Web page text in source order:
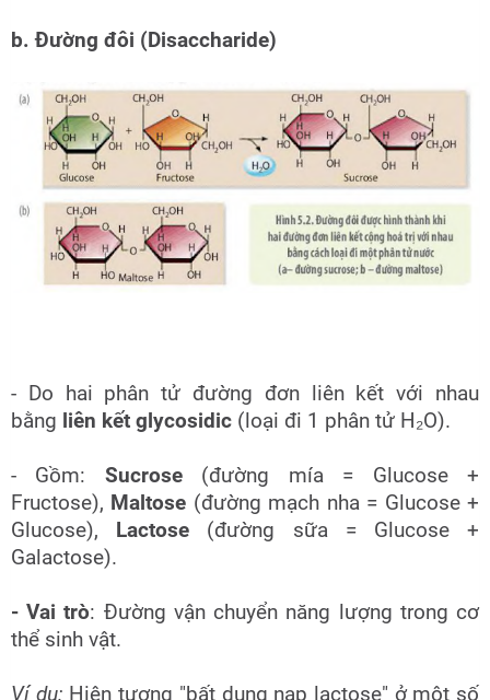
b. Đường đôi (Disaccharide)
- Do hai phân tử đường đơn liên kết với nhau
bằng liên kết glycosidic (loại đi 1 phân tử H₂O).
- Gồm: Sucrose(đường mía = Glucose +
Fructose), Maltose (đường mạch nha = Glucose +
Glucose),
Lactose (đường sữa = Glucose +
Galactose).
- Vai trò: Đường vận chuyển năng lượng trong cơ
thể sinh vật.
Ví dụ: Hiện tượng "bất dung nạp lactose" ở một số